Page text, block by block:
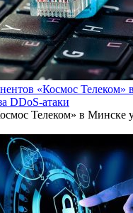
«Космос Телеком»
DDoS-атаки
Телеком» в Минске